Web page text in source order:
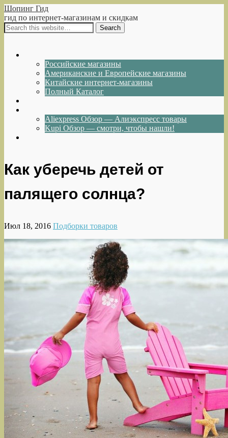
Шопинг Гид
гид по интернет-магазинам и скидкам
Российские магазины
Американские и Европейские магазины
Китайские интернет-магазины
Полный Каталог
Aliexpress Обзор — Алиэкспресс товары
Kupi Обзор — смотри, чтобы нашли!
Как уберечь детей от
палящего солнца?
Июл 18, 2016 Подборки товаров